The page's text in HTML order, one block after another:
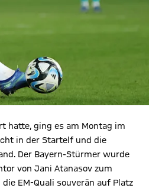
hatte, ging es am Montag im
in der Startelf und die
Der Bayern-Stürmer wurde
von Jani Atanasov zum
EM-Quali souverän auf Platz